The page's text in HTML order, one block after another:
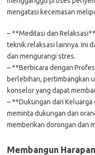
mengatasi kecemasan
– **Meditasi dan
teknik relaksasi lainnya. Ini
dan mengurangi stres.
– **Berbicara dengan
berlebihan, pertimbangkan
konselor yang dapat
– **Dukungan dari
meminta dukungan dari
memberikan dorongan dan
Membangun